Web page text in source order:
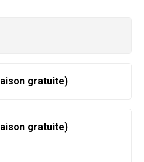
gratuite)
gratuite)